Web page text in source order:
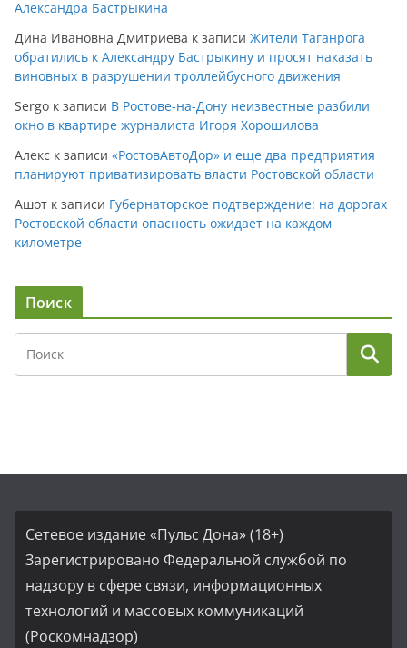
Александра Бастрыкина
Дина Ивановна Дмитриева к записи Жители Таганрога
обратились к Александру Бастрыкину и просят наказать
виновных в разрушении троллейбусного движения
Sergo к записи В Ростове-на-Дону неизвестные разбили
окно в квартире журналиста Игоря Хорошилова
Алекс к записи «РостовАвтоДор» и еще два предприятия
планируют приватизировать власти Ростовской области
Ашот к записи Губернаторское подтверждение: на дорогах
Ростовской области опасность ожидает на каждом
километре
Поиск
Сетевое издание «Пульс Дона» (18+)
Зарегистрировано Федеральной службой по
надзору в сфере связи, информационных
технологий и массовых коммуникаций
(Роскомнадзор)